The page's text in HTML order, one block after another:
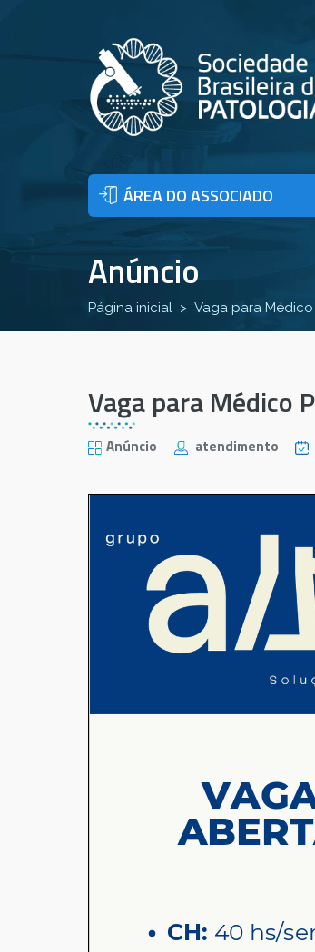
ÁREA DO ASSOCIADO
Anúncio
Página inicial Vaga para
Vaga para Médico
Anúncio atendimento